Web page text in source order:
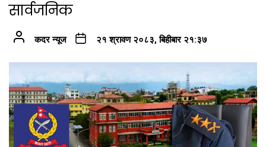
सार्वजनिक
कदर न्यूज २१ श्रावण २०८३, बिहीबार २१:३७